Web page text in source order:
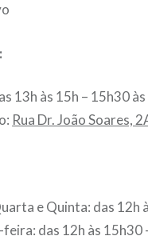
:
13h às 15h – 15h30
Rua Dr. João Soares,
e Quinta: das 12h
das 12h às 15h30